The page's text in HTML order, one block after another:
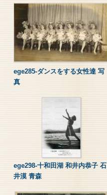
ege285-ダンスをする女性達 写
真
ege298-十和田湖 和井内恭子 石
井漠 青森